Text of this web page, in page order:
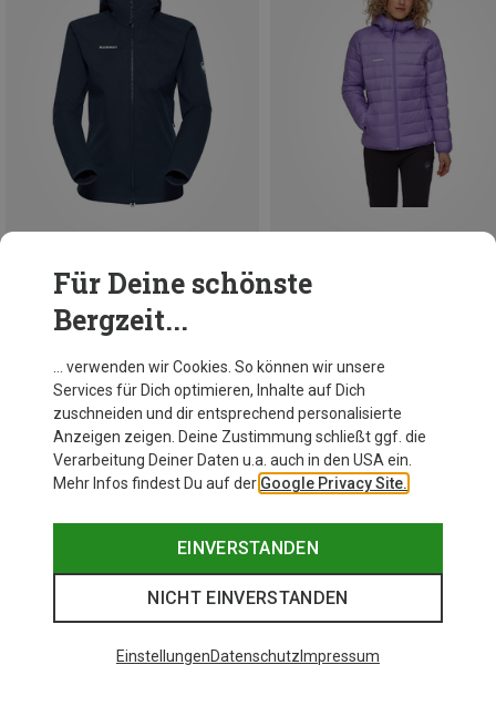
Du sparst 28% Du sparst 20%
MEHR ARTIKEL ANZEIGEN
48 von 80 Artikel angesehen
Ähnliche wie zuletzt gesehen
Für Deine schönste
Bergzeit...
… verwenden wir Cookies. So können wir unsere
Services für Dich optimieren, Inhalte auf Dich
zuschneiden und dir entsprechend personalisierte
Anzeigen zeigen. Deine Zustimmung schließt ggf. die
Verarbeitung Deiner Daten u.a. auch in den USA ein.
Mehr Infos findest Du auf der Google Privacy Site.
EINVERSTANDEN
NICHT EINVERSTANDEN
EinstellungenDatenschutz Impressum